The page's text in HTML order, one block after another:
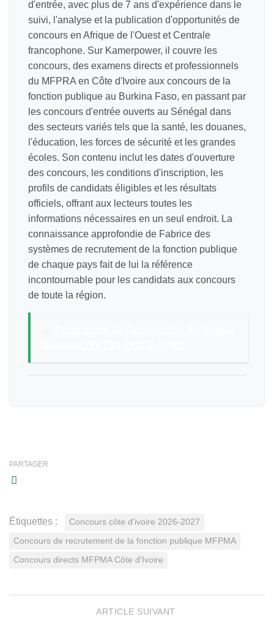
d'entrée, avec plus de 7 ans d'expérience dans le
suivi, l'analyse et la publication d'opportunités de
concours en Afrique de l'Ouest et Centrale
francophone. Sur Kamerpower, il couvre les
concours, des examens directs et professionnels
du MFPRA en Côte d'Ivoire aux concours de la
fonction publique au Burkina Faso, en passant par
les concours d'entrée ouverts au Sénégal dans
des secteurs variés tels que la santé, les douanes,
l'éducation, les forces de sécurité et les grandes
écoles. Son contenu inclut les dates d'ouverture
des concours, les conditions d'inscription, les
profils de candidats éligibles et les résultats
officiels, offrant aux lecteurs toutes les
informations nécessaires en un seul endroit. La
connaissance approfondie de Fabrice des
systèmes de recrutement de la fonction publique
de chaque pays fait de lui la référence
incontournable pour les candidats aux concours
de toute la région.
PARTAGER
Étiquettes : Concours côte d'ivoire 2026-2027
Concours de recrutement de la fonction publique MFPMA
Concours directs MFPMA Côte d'Ivoire
ARTICLE SUIVANT